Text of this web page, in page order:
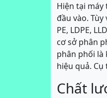
Hiện tại
đầu vào.
PE, LDPE,
cơ sở phân
phân phối là
hiệu quả. Cụ
Chất